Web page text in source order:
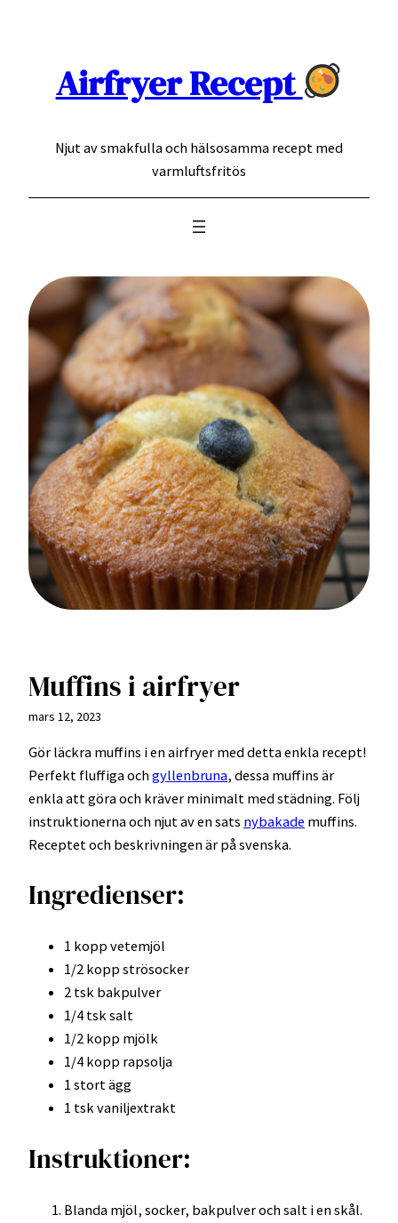
Airfryer Recept
Njut av smakfulla och hälsosamma recept med
varmluftsfritös
Muffins i airfryer
mars 12, 2023
Gör läckra muffins i en airfryer med detta enkla recept!
Perfekt fluffiga ochgyllenbruna, dessa muffins är
enkla att göra och kräver minimalt med städning. Följ
instruktionerna och njut av en sats nybakade muffins.
Receptet och beskrivningen är på svenska.
Ingredienser:
1 kopp vetemjöl
1/2 kopp strösocker
2 tsk bakpulver
1/4 tsk salt
1/2 kopp mjölk
1/4 kopp rapsolja
1 stort ägg
1 tsk vaniljextrakt
Instruktioner:
Blanda mjöl, socker, bakpulver och salt i en skål.